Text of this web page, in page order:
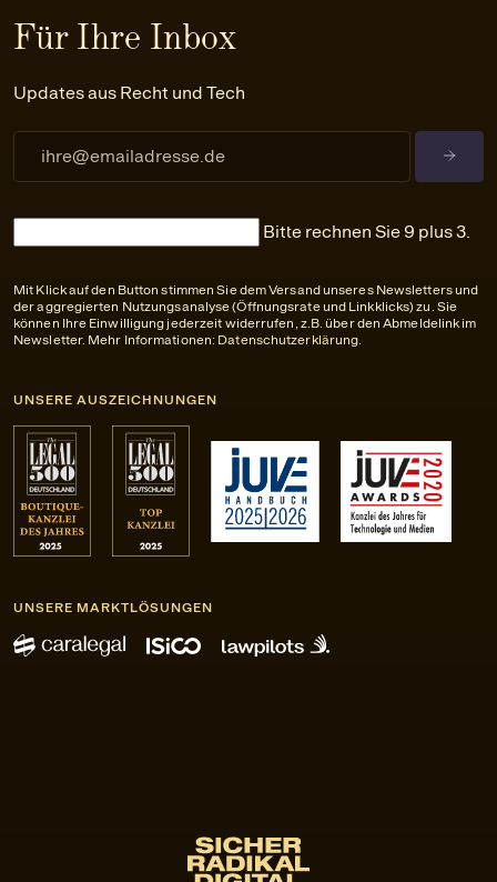
Für Ihre Inbox
Updates aus Recht und Tech
Bitte rechnen Sie 9 plus 3.
Mit Klick auf den Button stimmen Sie dem Versand unseres Newsletters und
der aggregierten Nutzungsanalyse (Öffnungsrate und Linkklicks) zu. Sie
können Ihre Einwilligung jederzeit widerrufen, z.B. über den Abmeldelink im
Newsletter. Mehr Informationen: Datenschutzerklärung.
UNSERE AUSZEICHNUNGEN
UNSERE MARKTLÖSUNGEN